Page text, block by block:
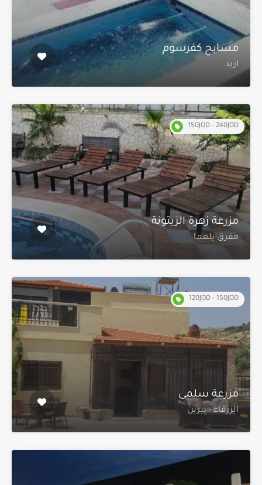
مسابح كفرسوم
اربد
150JOD - 240JOD
مزرعة زهرة الزيتونة
مفرق-بلعما
120JOD - 150JOD
مزرعة سلمى
الزرقاء - بيرين